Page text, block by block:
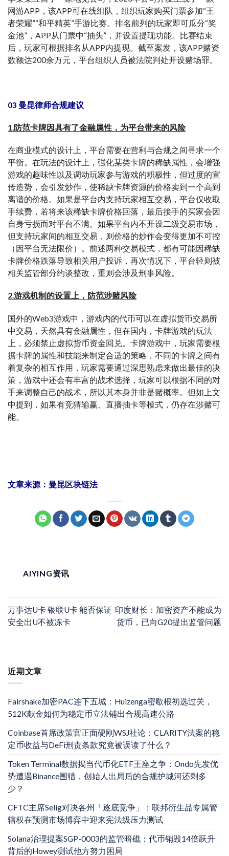
近期文章
Fairshake加密PAC连下五城：Huizenga密歇根初选过关，
512K献金如何为稳定币立法铺出合规高速公路
Coinbase首席政策官正面硬刚WSJ社论：CLARITY法案的稳
定币收益与DeFi刑责条款究竟被误读了什么？
Token Terminal数据揭当代币化ETF王座之争：Ondo先发优
势遭遇Binance围猎，创始人出局后的合规护城河还剩多
少？
CFTC主席Selig对决各州「逐底竞争」：联邦衍生品专属管
辖权在预测市场博弈中迎来宪法级压力测试
Solana治理提案SGP-0003的监管暗礁：代币销毁14倍跃升
背后的Howey测试他方努力困局
网游APP，该APP可在线组队，组织玩家购买门票参加“王
者荣耀”“和平精英”手游比赛。排名前列的玩家即可瓜分“奖
金池”，APP从门票中“抽头”，并设置提现功能。比赛结束
后，玩家可根据排名从APP内提现。截至案发，该APP赌资
数额达200余万元，平台组织人员被法院判处开设赌场罪。
03 曼昆律师合规建议
1.防范卡牌因具有了金融属性，为平台带来的风险
在商业模式的设计上，平台需要在营利与合规之间寻求一个
平衡。在玩法的设计上，强化某类卡牌的稀缺属性，会增强
游戏的趣味性以及调动玩家参与游戏的积极性，但过度的宣
传造势，会引发炒作，使稀缺卡牌资源的价格卖到一个高到
离谱的价格。如果是平台内支持玩家相互交易，平台仅收取
手续费，若将来该稀缺卡牌价格回落，最后接手的买家会因
自身亏损而对平台不满。如果平台内不开设二级交易市场，
但支持玩家间的相互交易，则价格的炒作会变得更加不可控
（因平台无法限价）。前述两种交易模式，都有可能因稀缺
卡牌价格跌落导致相关用户投诉，再次情况下，平台轻则被
相关监管部分约谈整改，重则会涉及刑事风险。
2.游戏机制的设置上，防范涉赌风险
国外的Web3游戏中，游戏内的代币可以在虚拟货币交易所
中交易，天然具有金融属性，但在国内，卡牌游戏的玩法
上，必须禁止虚拟货币资金回兑。卡牌游戏中，玩家需要根
据卡牌的属性和技能来制定合适的策略，不同的卡牌之间有
着复杂的相互作用，玩家需要通过深思熟虑来做出最佳的决
策，游戏中还会有丰富的战术选择，玩家可以根据不同的对
手来调整自己的战术，所以其本身并非是赌概率。但如上文
中提到，如果有竞猜输赢、直播抽卡等模式，仍存在涉赌可
能。
文章来源： 曼昆区块链法
AIYING资讯
万事达U卡 银联U卡 能否保证
安全出U不被冻卡
印度财长：加密资产不能成为
货币，已向G20提出监管问题